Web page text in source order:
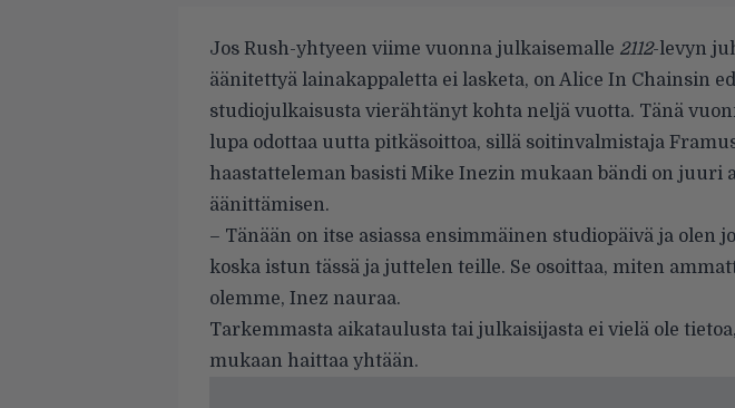
Jos Rush-yhtyeen viime vuonna julkaisemalle 2112-levyn
äänitettyä lainakappaletta ei lasketa, on Alice In Chainsin
studiojulkaisusta vierähtänyt kohta neljä vuotta. Tänä
lupa odottaa uutta pitkäsoittoa, sillä soitinvalmistaja
haastatteleman basisti Mike Inezin mukaan bändi on juuri
äänittämisen.
– Tänään on itse asiassa ensimmäinen studiopäivä ja olen
koska istun tässä ja juttelen teille. Se osoittaa, miten
olemme, Inez nauraa.
Tarkemmasta aikataulusta tai julkaisijasta ei vielä ole
mukaan haittaa yhtään.